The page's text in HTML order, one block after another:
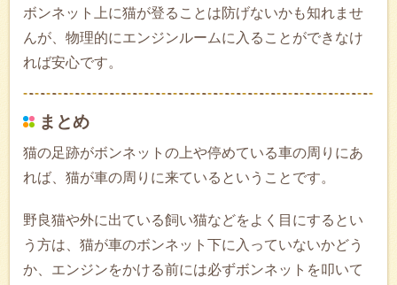
ボンネット上に猫が登ることは防げないかも知れませ
んが、物理的にエンジンルームに入ることができなけ
れば安心です。
まとめ
猫の足跡がボンネットの上や停めている車の周りにあ
れば、猫が車の周りに来ているということです。
野良猫や外に出ている飼い猫などをよく目にするとい
う方は、猫が車のボンネット下に入っていないかどう
か、エンジンをかける前には必ずボンネットを叩いて